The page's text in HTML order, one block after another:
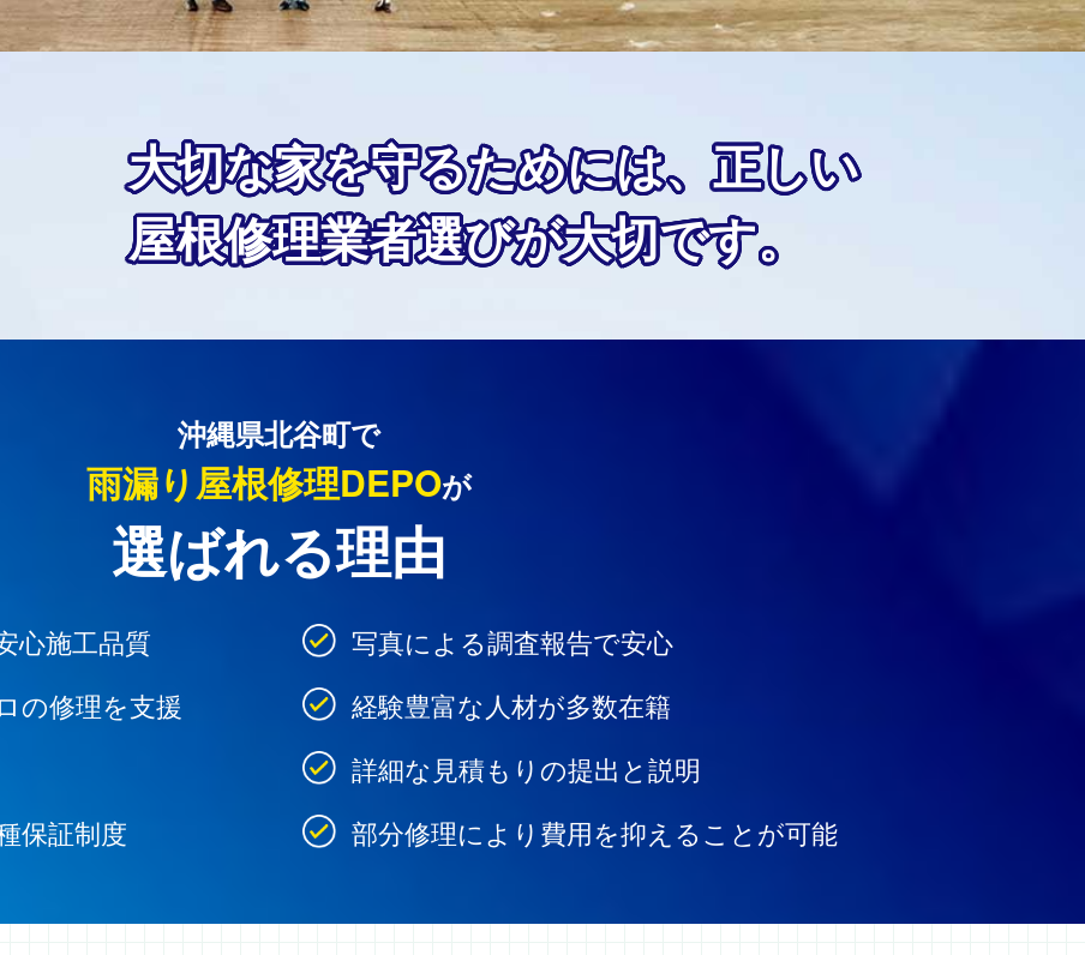
大切な家を守るためには、正しい
屋根修理業者選びが大切です。
沖縄県北谷町で
雨漏り屋根修理DEPOが
選ばれる理由
心施工品質
写真による調査報告で安心
の修理を支援
経験豊富な人材が多数在籍
詳細な見積もりの提出と説明
保証制度
部分修理により費用を抑えることが可能